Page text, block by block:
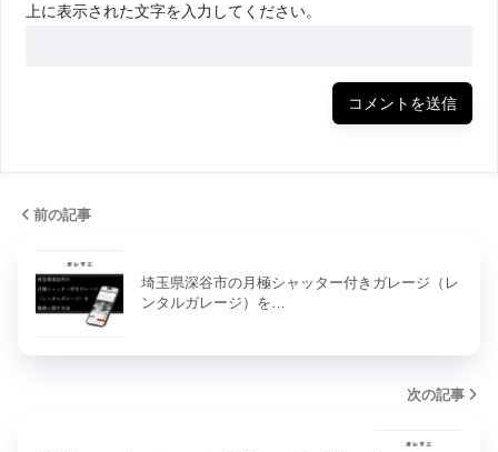
上に表示された文字を入力してください。
前の記事
埼玉県深谷市の月極シャッター付きガレージ（レ
ンタルガレージ）を…
次の記事